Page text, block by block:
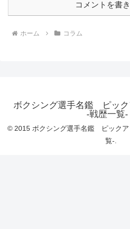
コメントを書
ホーム コラム
ボクシング選手名鑑 ピッ
-戦歴一覧-
© 2015 ボクシング選手名鑑 ピック
覧-.